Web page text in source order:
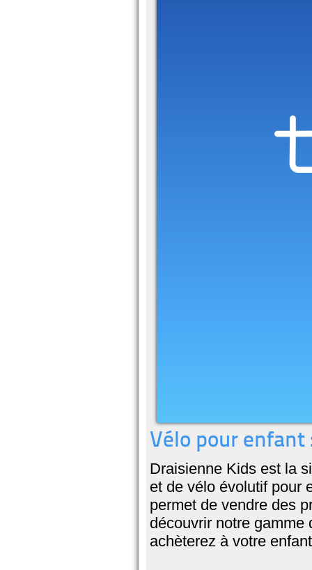
Vélo pour enfant
Draisienne Kids est la
et de vélo évolutif pour
permet de vendre des
découvrir notre gamme
achèterez à votre